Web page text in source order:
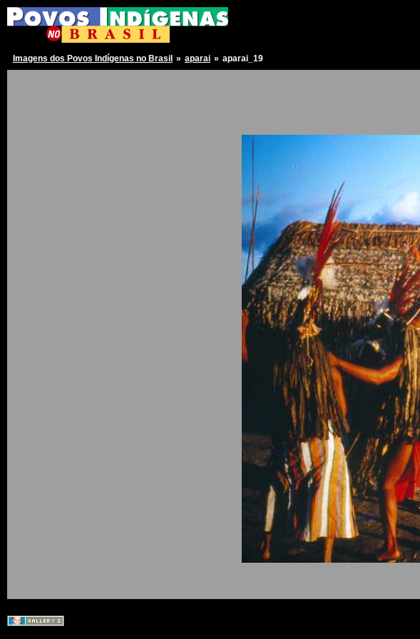
Imagens dos Povos Indígenas no Brasil » aparai » aparai_19